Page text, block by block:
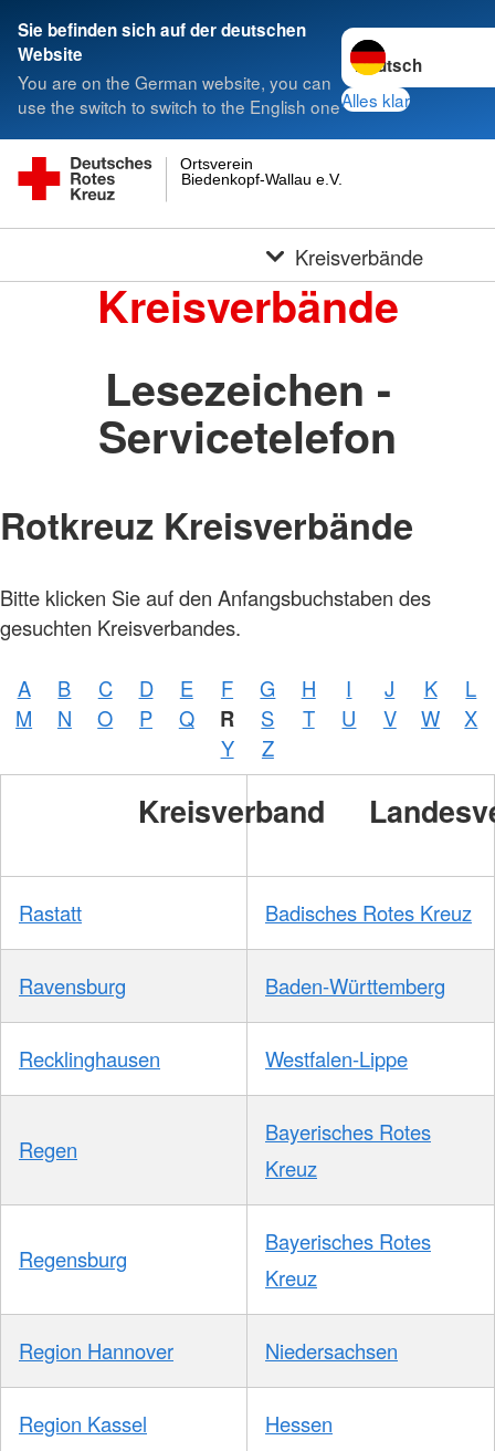
Sie befinden sich auf der deutschen
Website
You are on the German website, you can
use the switch to switch to the English one
Sprache wechseln
Alles klar
Biedenkopf-Wallau e.V.
Ortsverein
Kreisverbände
Kreisverbände
Lesezeichen -
Servicetelefon
Rotkreuz Kreisverbände
Bitte klicken Sie auf den Anfangsbuchstaben des
gesuchten Kreisverbandes.
A B C D E F G H I J K
L
M
N O P Q R S T U V W
X
Y
Z
Kreisverband
Rastatt Badisches Rotes Kreuz
Ravensburg Baden-Württemberg
Recklinghausen Westfalen-Lippe
Regen
Bayerisches Rotes
Kreuz
Regensburg
Bayerisches Rotes
Kreuz
Region Hannover Niedersachsen
Region Kassel Hessen